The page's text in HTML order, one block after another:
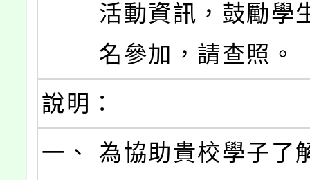
活動資訊，鼓勵學
名參加，請查照。
說明：
一、
為協助貴校學子了